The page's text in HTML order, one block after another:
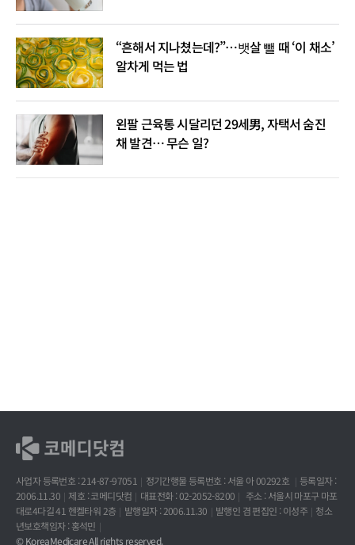
“흔해서 지나쳤는데?”…뱃살 뺄 때 ‘이 채소’
알차게 먹는 법
왼팔 근육통 시달리던 29세男, 자택서 숨진
채 발견… 무슨 일?
사업자 등록번호 : 214-87-97051 정기간행물 등록번호 : 서울 아 00292호
등록일자 :
2006.11.30
제호 : 코메디닷컴 대표전화 : 02-2052-8200
주소 : 서울시 마포구 마포
대로4다길 41 헨켈타워 2층
발행일자 : 2006.11.30 발행인 겸 편집인 : 이성주
청소
년보호책임자 : 홍석민
© KoreaMedicare All rights reserved.